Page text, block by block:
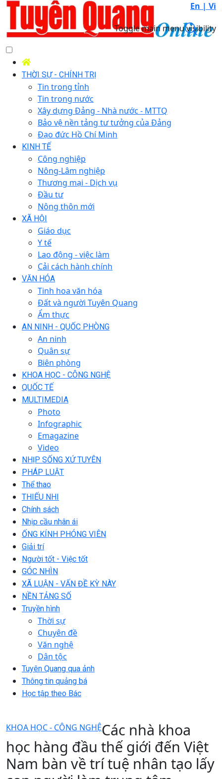
En | Vi
Toggle main menu visibility
THỜI SỰ - CHÍNH TRỊ
Tin trong tỉnh
Tin trong nước
Xây dựng Đảng - Nhà nước - MTTQ
Bảo vệ nền tảng tư tưởng của Đảng
Đạo đức Hồ Chí Minh
KINH TẾ
Công nghiệp
Nông-Lâm nghiệp
Thương mại - Dịch vụ
Đầu tư
Nông thôn mới
XÃ HỘI
Giáo dục
Y tế
Lao động - việc làm
Cải cách hành chính
VĂN HÓA
Tinh hoa văn hóa
Đất và người Tuyên Quang
Ẩm thực
AN NINH - QUỐC PHÒNG
An ninh
Quân sự
Biên phòng
KHOA HỌC - CÔNG NGHỆ
QUỐC TẾ
MULTIMEDIA
Photo
Infographic
Emagazine
Video
NHỊP SỐNG XỨ TUYÊN
PHÁP LUẬT
Thể thao
THIẾU NHI
Chính sách
Nhịp cầu nhân ái
ỐNG KÍNH PHÓNG VIÊN
Giải trí
Người tốt - Việc tốt
GÓC NHÌN
XÃ LUẬN - VẤN ĐỀ KỲ NÀY
NỀN TẢNG SỐ
Truyền hình
Thời sự
Chuyên đề
Văn nghệ
Dân tộc
Tuyên Quang qua ảnh
Thông tin quảng bá
Học tập theo Bác
KHOA HỌC - CÔNG NGHỆCác nhà khoa
học hàng đầu thế giới đến Việt
Nam bàn về trí tuệ nhân tạo lấy